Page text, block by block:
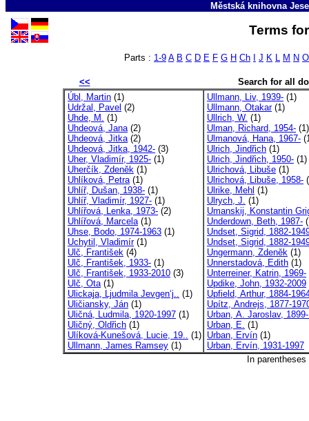
Městská knihovna
Terms
Parts : 1-9 A B C D E F G H Ch J K L M N O
<<
Search for all
Úbl, Martin (1)
Udržal, Pavel (2)
Uhde, M. (1)
Uhdeová, Jana(2)
Uhdeová, Jitka(2)
Uhdeová, Jitka, 1942- (3)
Uher, Vladimír, 1925- (1)
Uherčík, Zdeněk (1)
Uhlíková, Petra(1)
Uhlíř, Dušan, 1938- (1)
Uhlíř, Vladimír, 1927- (1)
Uhlířová, Lenka, 1973- (2)
Uhlířová, Marcela(1)
Uhse, Bodo, 1974-1963 (1)
Uchytil, Vladimír(1)
Ulč, František (4)
Ulč, František, 1933- (1)
Ulč, František, 1933-2010 (3)
Ulč, Ota(1)
Ulickaja, Ljudmila Jevgen‘j.. (1)
Uličiansky, Ján (1)
Uličná, Ludmila, 1920-1997 (1)
Uličný, Oldřich (1)
Ulíková-Kunešová, Lucie, 19.. (1)
Ullmann, James Ramsey (1)
Ullmann, Liv, 1939- (1)
Ullmann, Otakar(1)
Ullrich, W. (1)
Ulman, Richard, 1954- (1)
Ulmanová, Hana, 1967-
Ulrich, Jindřich (1)
Ulrich, Jindřich, 1950- (1)
Ulrichová, Libuše (1)
Ulrichová, Libuše, 1958-
Ulrike, Mehl (1)
Ulrych, J. (1)
Umanskij, Konstantin
Underdown, Beth, 1987-
Undset, Sigrid, 1882-
Undset, Sigrid, 1882-
Ungermann, Zdeněk (1)
Unnerstadová, Edith (1)
Unterreiner, Katrin, 1969-
Updike, John, 1932-2009
Upfield, Arthur, 1884-
Upítz, Andrejs, 1877-
Urban, A. Jaroslav,
Urban, E. (1)
Urban, Ervín (1)
Urban, Ervín, 1931-1997
In